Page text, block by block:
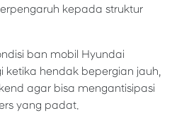
kepada struktur
ban mobil Hyundai
ketika hendak bepergian jauh,
agar bisa mengantisipasi
yang padat.